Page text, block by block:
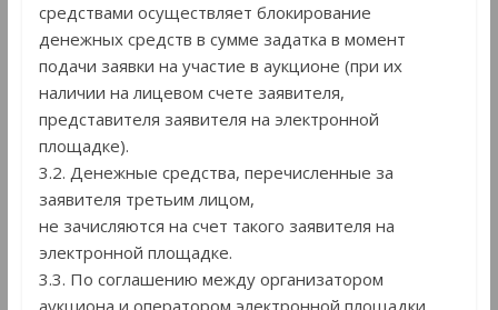
средствами осуществляет блокирование
денежных средств в сумме задатка в момент
подачи заявки на участие в аукционе (при их
наличии на лицевом счете заявителя,
представителя заявителя на электронной
площадке).
3.2. Денежные средства, перечисленные за
заявителя третьим лицом,
не зачисляются на счет такого заявителя на
электронной площадке.
3.3. По соглашению между организатором